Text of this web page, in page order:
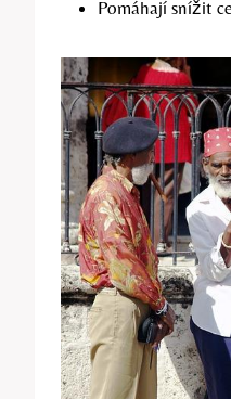
Pomáhají snížit